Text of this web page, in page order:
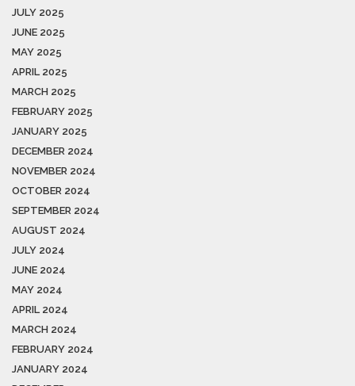
JULY 2025
JUNE 2025
MAY 2025
APRIL 2025
MARCH 2025
FEBRUARY 2025
JANUARY 2025
DECEMBER 2024
NOVEMBER 2024
OCTOBER 2024
SEPTEMBER 2024
AUGUST 2024
JULY 2024
JUNE 2024
MAY 2024
APRIL 2024
MARCH 2024
FEBRUARY 2024
JANUARY 2024